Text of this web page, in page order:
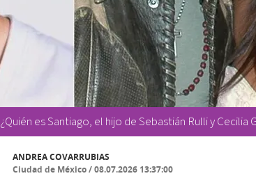
¿Quién es Santiago, el hijo de Sebastián Rulli y
ANDREA COVARRUBIAS
Ciudad de México/08.07.2026 13:37:00